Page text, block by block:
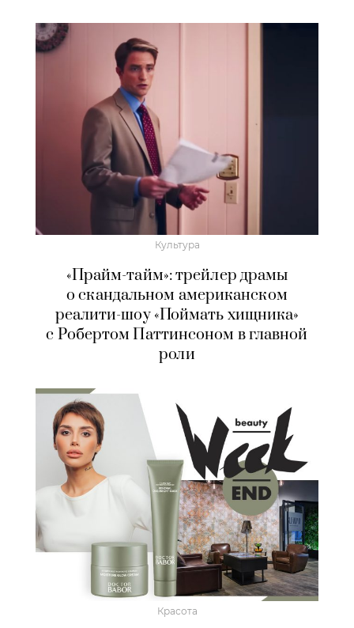
Культура
«Прайм-тайм»: трейлер драмы
о скандальном американском
реалити-шоу «Поймать хищника»
с Робертом Паттинсоном в главной
роли
Красота